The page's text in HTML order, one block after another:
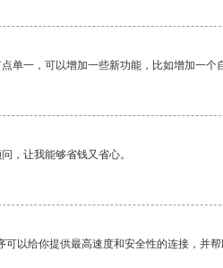
单一，可以增加一些新功能，比如增加一个
，让我能够省钱又省心。
可以给你提供最高速度和安全性的连接，并帮